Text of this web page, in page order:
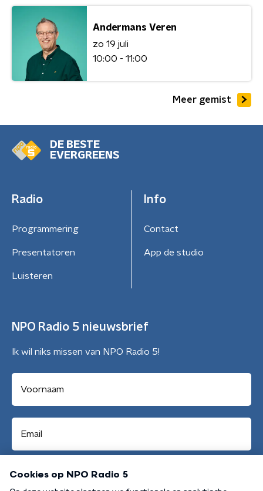
Andermans Veren
zo 19 juli
10:00 - 11:00
Meer gemist
DE BESTE
EVERGREENS
Radio
Programmering
Presentatoren
Luisteren
Info
Contact
App de studio
NPO Radio 5 nieuwsbrief
Ik wil niks missen van NPO Radio 5!
Aanmelden